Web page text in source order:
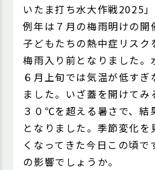
いたま打ち水大作戦2025」
例年は７月の梅雨明けの開
子どもたちの熱中症リスク
梅雨入り前となりました。
６月上旬では気温が低すぎ
ました。いざ蓋を開けてみ
３０℃を超える暑さで、結
となりました。季節変化を
くなってきた今日この頃で
の影響でしょうか。